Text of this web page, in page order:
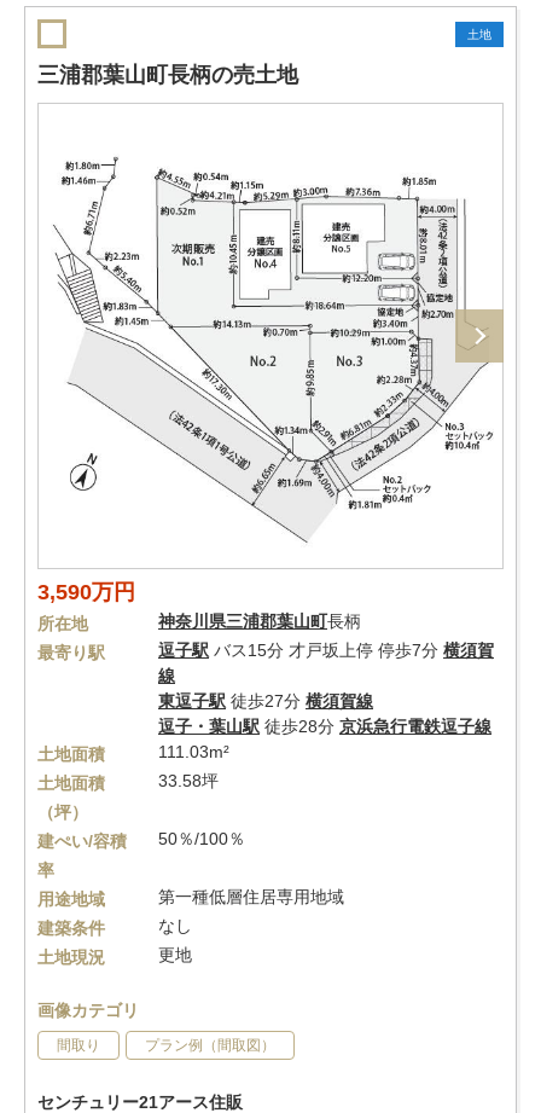
土地
三浦郡葉山町長柄の売土地
3,590万円
所在地 神奈川県三浦郡葉山町長柄
最寄り駅
逗子駅 バス15分 才戸坂上停 停歩7分 横須賀
線
東逗子駅 徒歩27分 横須賀線
逗子・葉山駅 徒歩28分 京浜急行電鉄逗子線
土地面積
111.03m²
土地面積
（坪）
33.58坪
建ぺい/容積
率
50％/100％
用途地域
第一種低層住居専用地域
建築条件
なし
土地現況
更地
画像カテゴリ
間取り プラン例（間取図）
センチュリー21アース住販